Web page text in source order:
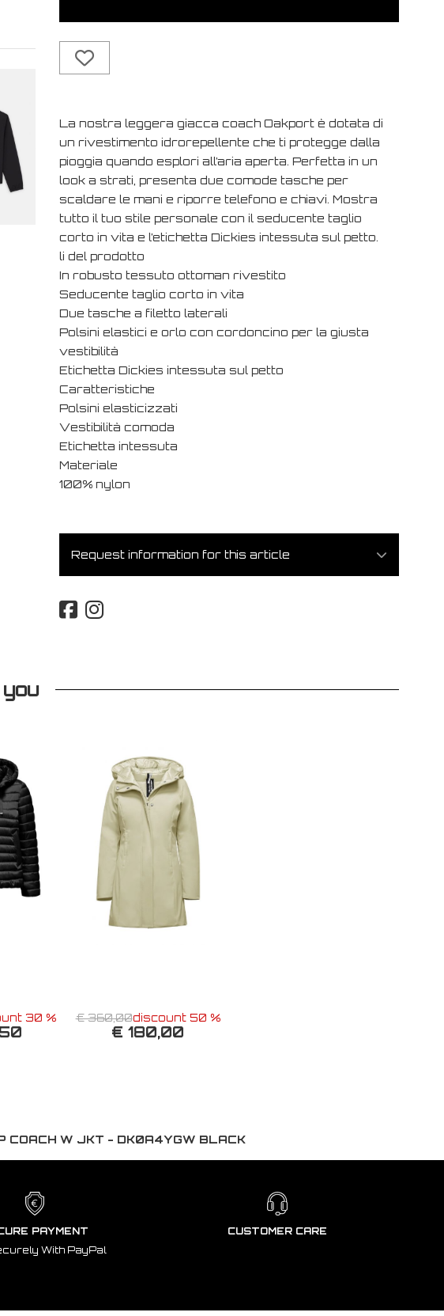
La nostra leggera giacca coach Oakport è dotata di
un rivestimento idrorepellente che ti protegge dalla
pioggia quando esplori all’aria aperta. Perfetta in un
look a strati, presenta due comode tasche per
scaldare le mani e riporre telefono e chiavi. Mostra
tutto il tuo stile personale con il seducente taglio
corto in vita e l’etichetta Dickies intessuta sul petto.
li del prodotto
In robusto tessuto ottoman rivestito
Seducente taglio corto in vita
Due tasche a filetto laterali
Polsini elastici e orlo con cordoncino per la giusta
vestibilità
Etichetta Dickies intessuta sul petto
Caratteristiche
Polsini elasticizzati
Vestibilità comoda
Etichetta intessuta
Materiale
100% nylon
Request information for this article
30 % € 360,00discount 50 %
€ 180,00
COACH W JKT - DK0A4YGW BLACK
PAYMENT
With PayPal
CUSTOMER CARE